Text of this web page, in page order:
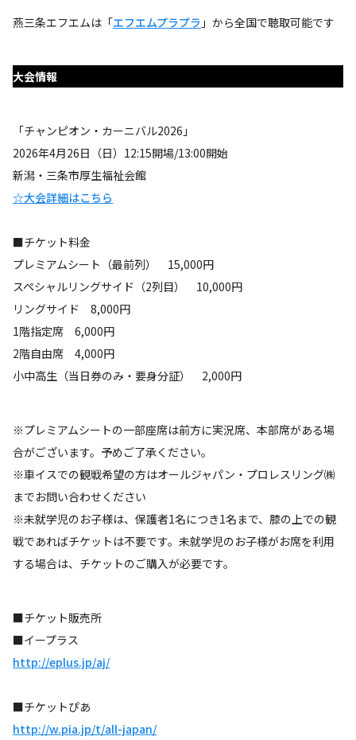
燕三条エフエムは「エフエムプラプラ 」から全国で聴取可能です
大会情報
「チャンピオン・カーニバル2026」
2026年4月26日（日）12:15開場/13:00開始
新潟・三条市厚生福祉会館
☆大会詳細はこちら
■チケット料金
プレミアムシート（最前列） 15,000円
スペシャルリングサイド（2列目） 10,000円
リングサイド 8,000円
1階指定席 6,000円
2階自由席 4,000円
小中高生（当日券のみ・要身分証） 2,000円
※プレミアムシートの一部座席は前方に実況席、本部席がある場
合がございます。予めご了承ください。
※車イスでの観戦希望の方はオールジャパン・プロレスリング㈱
までお問い合わせください
※未就学児のお子様は、保護者1名につき1名まで、膝の上での観
戦であればチケットは不要です。未就学児のお子様がお席を利用
する場合は、チケットのご購入が必要です。
■チケット販売所
■イープラス
http://eplus.jp/aj/
■チケットぴあ
http://w.pia.jp/t/all-japan/